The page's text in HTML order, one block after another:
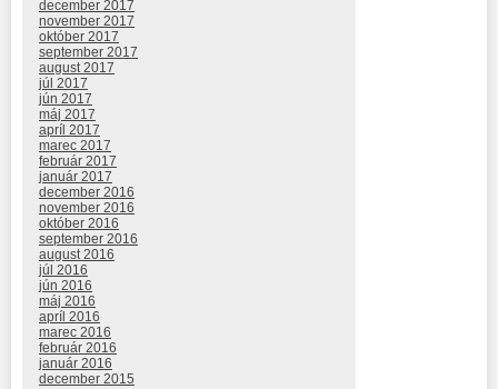
december 2017
november 2017
október 2017
september 2017
august 2017
júl 2017
jún 2017
máj 2017
apríl 2017
marec 2017
február 2017
január 2017
december 2016
november 2016
október 2016
september 2016
august 2016
júl 2016
jún 2016
máj 2016
apríl 2016
marec 2016
február 2016
január 2016
december 2015